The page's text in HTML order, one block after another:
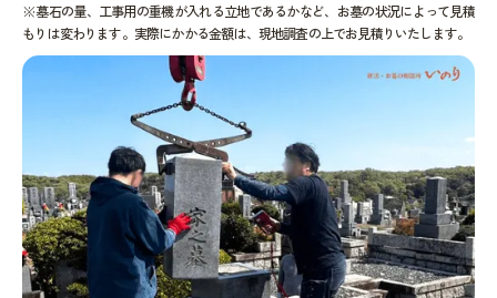
※墓石の量、工事用の重機が入れる立地であるかなど、お墓の状況によって見積
もりは変わります。実際にかかる金額は、現地調査の上でお見積りいたします。